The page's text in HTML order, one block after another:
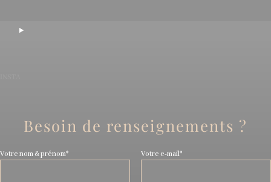
Besoin de renseignements ?
Votre nom & prénom* Votre e-mail*